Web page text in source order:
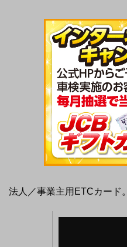
法人／事業主用ETCカード。